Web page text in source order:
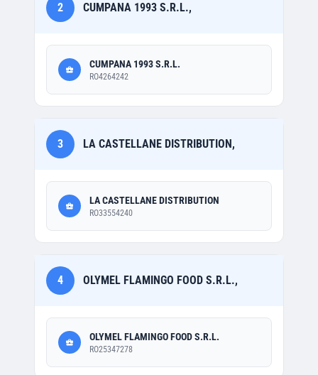
2 CUMPANA 1993 S.R.L.,
CUMPANA 1993 S.R.L.
RO4264242
3 LA CASTELLANE DISTRIBUTION,
LA CASTELLANE DISTRIBUTION
RO33554240
4 OLYMEL FLAMINGO FOOD S.R.L.,
OLYMEL FLAMINGO FOOD S.R.L.
RO25347278